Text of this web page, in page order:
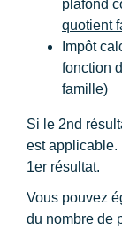
plafond
quotient
Impôt
fonction
famille)
Si le 2nd
est applicable.
1er résultat.
Vous pouvez
du nombre de